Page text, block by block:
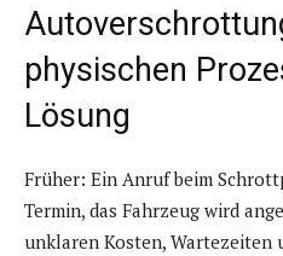
physischen
Lösung
Früher: Ein Anruf beim
Termin, das Fahrzeug wird
unklaren Kosten, Wartezeiten